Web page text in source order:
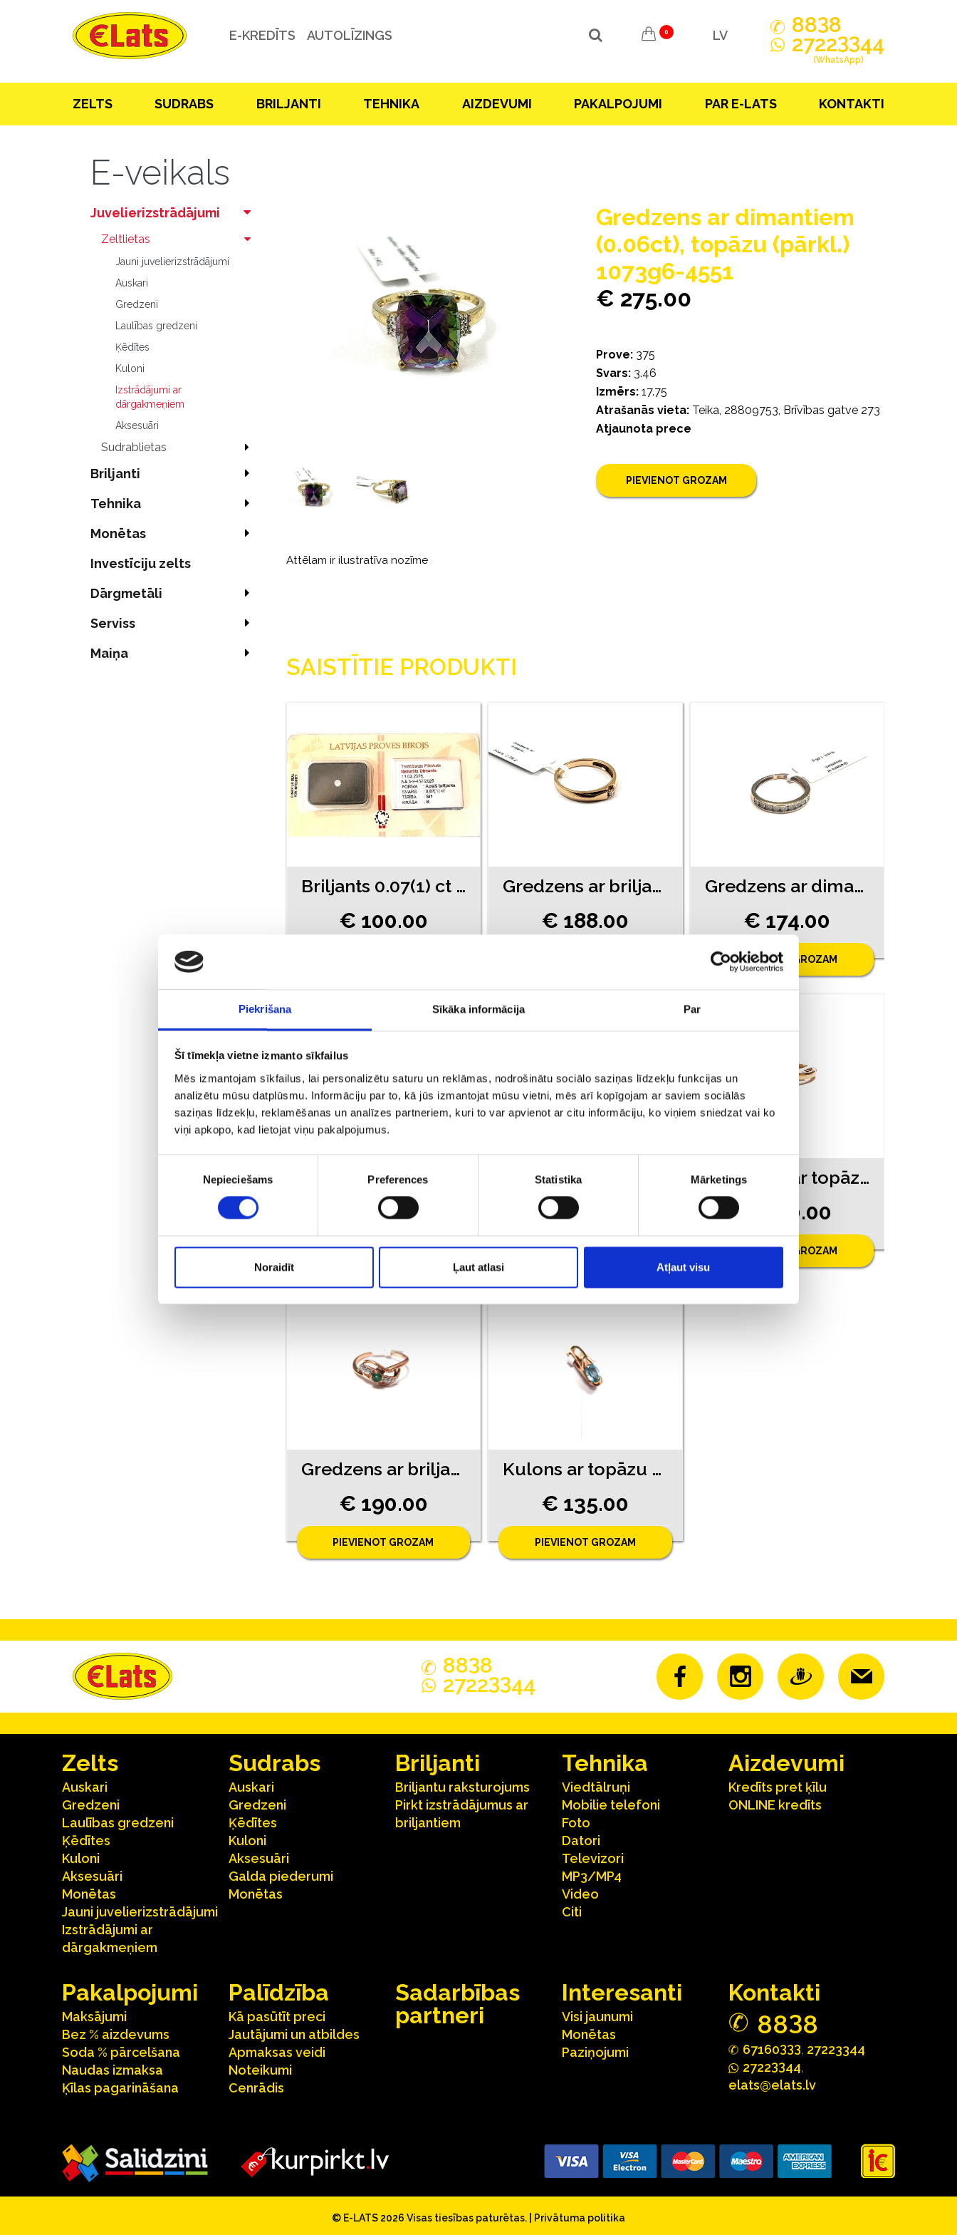
Piekrišana Sīkāka informācija Par
Šī tīmekļa vietne izmanto sīkfailus
Mēs izmantojam sīkfailus, lai personalizētu saturu un reklāmas, nodrošinātu sociālo saziņas līdzekļu funkcijas un
analizētu mūsu datplūsmu. Informāciju par to, kā jūs izmantojat mūsu vietni, mēs arī kopīgojam ar saviem sociālās
saziņas līdzekļu, reklamēšanas un analīzes partneriem, kuri to var apvienot ar citu informāciju, ko viņiem sniedzat vai ko
viņi apkopo, kad lietojat viņu pakalpojumus.
Nepieciešams Preferences Statistika Mārketings
Noraidīt Ļaut atlasi Atļaut visu
E-KREDĪTS AUTOLĪZINGS 0 LV 8838
27223344
(WhatsApp)
ZELTS SUDRABS BRILJANTI TEHNIKA AIZDEVUMI PAKALPOJUMI PAR E-LATS KONTAKTI
E-veikals
Juvelierizstrādājumi
Zeltlietas
Jauni juvelierizstrādājumi
Auskari
Gredzeni
Laulības gredzeni
Ķēdītes
Kuloni
Izstrādājumi ar
dārgakmeņiem
Aksesuāri
Sudrablietas
Briljanti
Tehnika
Monētas
Investīciju zelts
Dārgmetāli
Serviss
Maiņa
Attēlam ir ilustratīva nozīme
Gredzens ar dimantiem
(0.06ct), topāzu (pārkl.)
1073g6-4551
€ 275.00
Prove: 375
Svars: 3.46
Izmērs: 17.75
Atrašanās vieta: Teika, 28809753, Brīvības gatve 273
Atjaunota prece
PIEVIENOT GROZAM
SAISTĪTIE PRODUKTI
Briljants 0.07(1) ct 2626h9-0941
€ 100.00
Gredzens ar briljantu (0.03ct) 9770-4541
€ 188.00
Gredzens ar dimantiem (0.03ct) 6452-0753
€ 174.00
PIEVIENOT GROZAM
€ 84.00
PIEVIENOT GROZAM
€ 140.00
PIEVIENOT GROZAM
Gredzens ar topāzu 8740-3051
€ 160.00
PIEVIENOT GROZAM
Gredzens ar briljantiem (0.03ct), smaragdu (0.05ct) 710-1261
€ 190.00
PIEVIENOT GROZAM
Kulons ar topāzu 903-3463
€ 135.00
PIEVIENOT GROZAM
8838
27223344
Zelts
Auskari
Gredzeni
Laulības gredzeni
Ķēdītes
Kuloni
Aksesuāri
Monētas
Jauni juvelierizstrādājumi
Izstrādājumi ar
dārgakmeņiem
Sudrabs
Auskari
Gredzeni
Ķēdītes
Kuloni
Aksesuāri
Galda piederumi
Monētas
Briljanti
Briljantu raksturojums
Pirkt izstrādājumus ar
briljantiem
Tehnika
Viedtālruņi
Mobilie telefoni
Foto
Datori
Televizori
MP3/MP4
Video
Citi
Aizdevumi
Kredīts pret ķīlu
ONLINE kredīts
Pakalpojumi
Maksājumi
Bez % aizdevums
Soda % pārcelšana
Naudas izmaksa
Ķīlas pagarināšana
Palīdzība
Kā pasūtīt preci
Jautājumi un atbildes
Apmaksas veidi
Noteikumi
Cenrādis
Sadarbības
partneri
Interesanti
Visi jaunumi
Monētas
Paziņojumi
Kontakti
8838
67160333, 27223344
27223344,
elats@elats.lv
© E-LATS 2026 Visas tiesības paturētas. Privātuma politika